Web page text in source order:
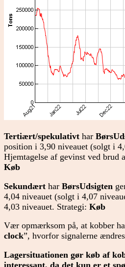
Tertiært/spekulativt har
position i 3,90 niveauet (solgt i
Hjemtagelse af gevinst ved brud
Køb
Sekundært har BørsUdsigten
4,04 niveauet (solgt i 4,07
4,03 niveauet. Strategi: Køb
Vær opmærksom på, at kobber
clock”, hvorfor signalerne
Lagersituationen gør køb af
interessant, da det kun er et